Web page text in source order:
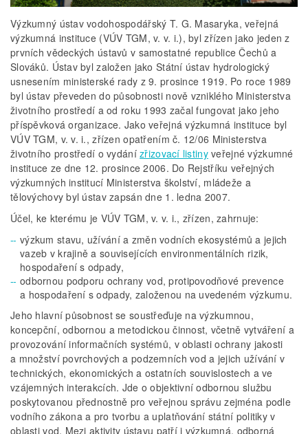
Výzkumný ústav vodohospodářský T. G. Masaryka, veřejná
výzkumná instituce (VÚV TGM, v. v. i.), byl zřízen jako jeden z
prvních vědeckých ústavů v samostatné republice Čechů a
Slováků. Ústav byl založen jako Státní ústav hydrologický
usnesením ministerské rady z 9. prosince 1919. Po roce 1989
byl ústav převeden do působnosti nově vzniklého Ministerstva
životního prostředí a od roku 1993 začal fungovat jako jeho
příspěvková organizace. Jako veřejná výzkumná instituce byl
VÚV TGM, v. v. i., zřízen opatřením č. 12/06 Ministerstva
životního prostředí o vydánízřizovací listinyveřejné výzkumné
instituce ze dne 12. prosince 2006. Do Rejstříku veřejných
výzkumných institucí Ministerstva školství, mládeže a
tělovýchovy byl ústav zapsán dne 1. ledna 2007.
Účel, ke kterému je VÚV TGM, v. v. i., zřízen, zahrnuje:
výzkum stavu, užívání a změn vodních ekosystémů a jejich
vazeb v krajině a souvisejících environmentálních rizik,
hospodaření s odpady,
odbornou podporu ochrany vod, protipovodňové prevence
a hospodaření s odpady, založenou na uvedeném výzkumu.
Jeho hlavní působnost se soustřeďuje na výzkumnou,
koncepční, odbornou a metodickou činnost, včetně vytváření a
provozování informačních systémů, v oblasti ochrany jakosti
a množství povrchových a podzemních vod a jejich užívání v
technických, ekonomických a ostatních souvislostech a ve
vzájemných interakcích. Jde o objektivní odbornou službu
poskytovanou přednostně pro veřejnou správu zejména podle
vodního zákona a pro tvorbu a uplatňování státní politiky v
oblasti vod. Mezi aktivity ústavu patří i výzkumná, odborná